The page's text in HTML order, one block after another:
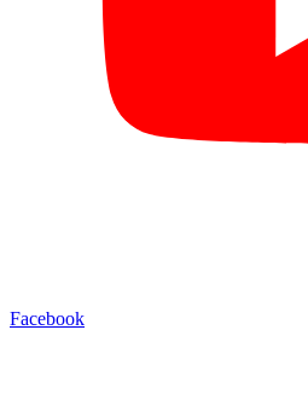
Facebook